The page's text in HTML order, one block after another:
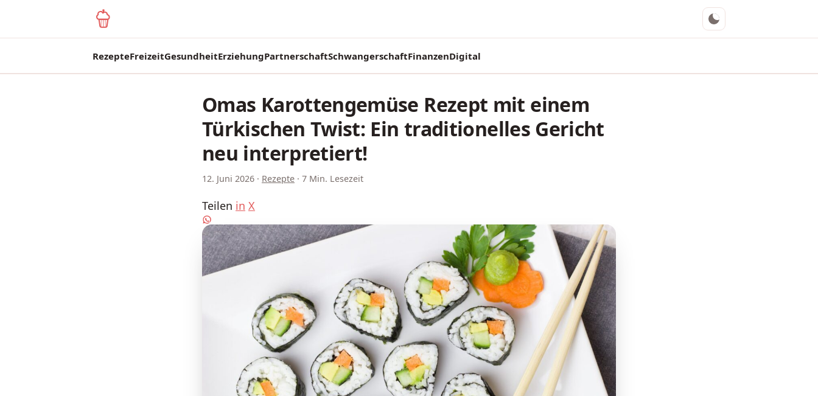
RezepteFreizeitGesundheitErziehungPartnerschaftSchwangerschaftFinanzenDigital
Omas Karottengemüse Rezept mit einem
Türkischen Twist: Ein traditionelles Gericht
neu interpretiert!
12. Juni 2026 · Rezepte · 7 Min. Lesezeit
Teilen in X